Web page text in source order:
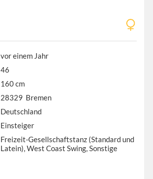
vor einem Jahr
46
160 cm
28329 Bremen
Deutschland
Einsteiger
Freizeit-Gesellschaftstanz (Standard und
Latein), West Coast Swing, Sonstige